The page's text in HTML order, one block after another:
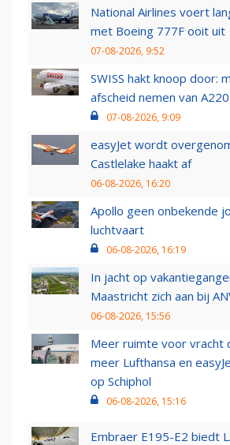
National Airlines voert
met Boeing 777F ooit uit
07-08-2026, 9:52
SWISS hakt knoop door:
afscheid nemen van
07-08-2026, 9:09
easyJet wordt
Castlelake haakt af
06-08-2026, 16:20
Apollo geen onbekende
luchtvaart
06-08-2026, 16:19
In jacht op
Maastricht zich aan bij
06-08-2026, 15:56
Meer ruimte voor vracht
meer Lufthansa en
op Schiphol
06-08-2026, 15:16
Embraer E195-E2 biedt